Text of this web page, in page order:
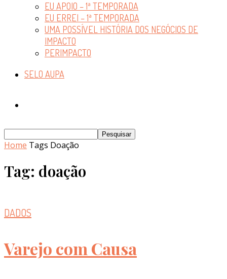
EU APOIO – 1ª TEMPORADA
EU ERREI – 1ª TEMPORADA
UMA POSSÍVEL HISTÓRIA DOS NEGÓCIOS DE
IMPACTO
PERIMPACTO
SELO AUPA
Home Tags Doação
Tag: doação
DADOS
Varejo com Causa